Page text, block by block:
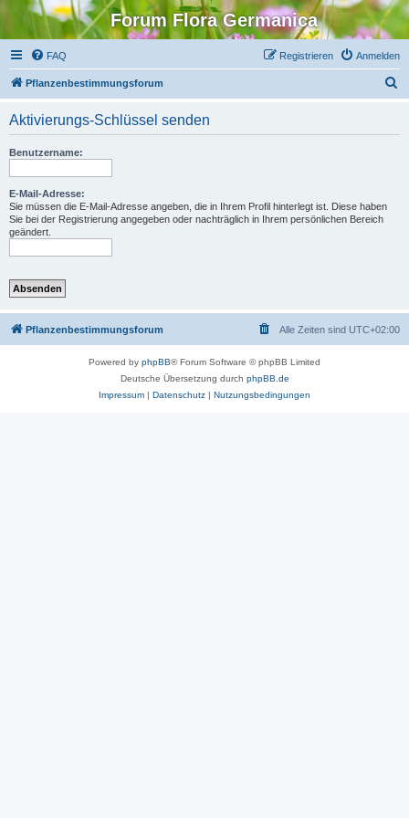
Forum Flora Germanica
FAQ Anmelden
Registrieren
Pflanzenbestimmungsforum
Aktivierungs-Schlüssel senden
Benutzername:
E-Mail-Adresse:
Sie müssen die E-Mail-Adresse angeben, die in Ihrem Profil hinterlegt ist. Diese haben
Sie bei der Registrierung angegeben oder nachträglich in Ihrem persönlichen Bereich
geändert.
Pflanzenbestimmungsforum Alle Zeiten sind UTC+02:00
Powered by phpBB® Forum Software © phpBB Limited
Deutsche Übersetzung durch phpBB.de
Impressum | Datenschutz | Nutzungsbedingungen